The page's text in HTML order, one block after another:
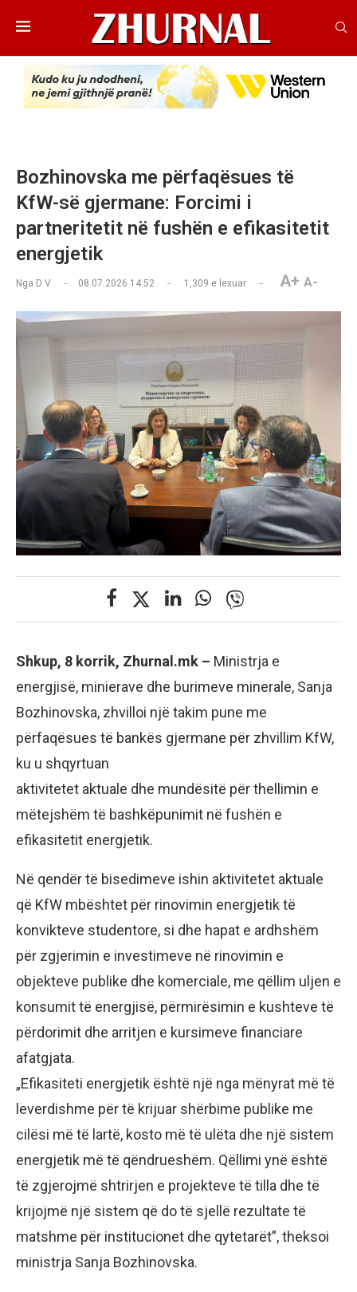
Bozhinovska me përfaqësues të
KfW-së gjermane: Forcimi i
partneritetit në fushën e efikasitetit
energjetik
Nga D V 08.07.2026 14:52 1,309 e lexuar A+ A-
Shkup, 8 korrik, Zhurnal.mk – Ministrja e
energjisë, minierave dhe burimeve minerale, Sanja
Bozhinovska, zhvilloi një takim pune me
përfaqësues të bankës gjermane për zhvillim KfW,
ku u shqyrtuan
aktivitetet aktuale dhe mundësitë për thellimin e
mëtejshëm të bashkëpunimit në fushën e
efikasitetit energjetik.
Në qendër të bisedimeve ishin aktivitetet aktuale
që KfW mbështet për rinovimin energjetik të
konvikteve studentore, si dhe hapat e ardhshëm
për zgjerimin e investimeve në rinovimin e
objekteve publike dhe komerciale, me qëllim uljen e
konsumit të energjisë, përmirësimin e kushteve të
përdorimit dhe arritjen e kursimeve financiare
afatgjata.
„Efikasiteti energjetik është një nga mënyrat më të
leverdishme për të krijuar shërbime publike me
cilësi më të lartë, kosto më të ulëta dhe një sistem
energjetik më të qëndrueshëm. Qëllimi ynë është
të zgjerojmë shtrirjen e projekteve të tilla dhe të
krijojmë një sistem që do të sjellë rezultate të
matshme për institucionet dhe qytetarët”, theksoi
ministrja Sanja Bozhinovska.